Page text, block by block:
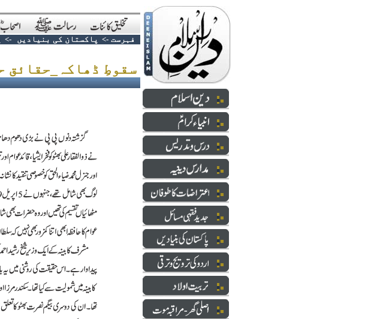
فہرست -> پاکستان کی بنیادیں ->
سقوطِ ڈھاکہ_حقائق حقائق ہیں